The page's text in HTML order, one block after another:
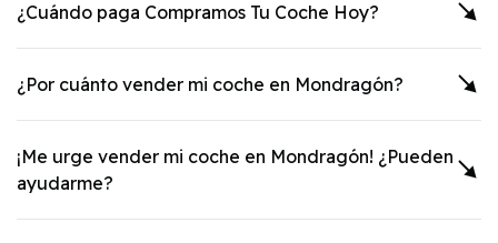
¿Cuándo paga Compramos Tu Coche Hoy?
¿Por cuánto vender mi coche en Mondragón?
¡Me urge vender mi coche en Mondragón! ¿Pueden
ayudarme?